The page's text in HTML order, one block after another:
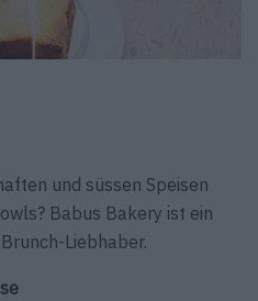
und süssen Speisen
Babus Bakery ist ein
Liebhaber.